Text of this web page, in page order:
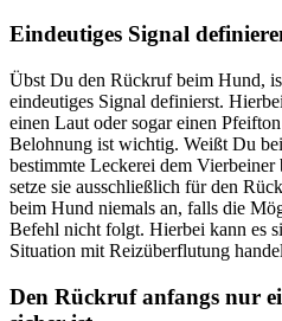
Eindeutiges Signal
Übst Du den Rückruf beim Hund,
eindeutiges Signal definierst.
einen Laut oder sogar einen
Belohnung ist wichtig. Weißt Du
bestimmte Leckerei dem Vierbeiner
setze sie ausschließlich für den
beim Hund niemals an, falls die
Befehl nicht folgt. Hierbei kann es
Situation mit Reizüberflutung
Den Rückruf anfangs nur